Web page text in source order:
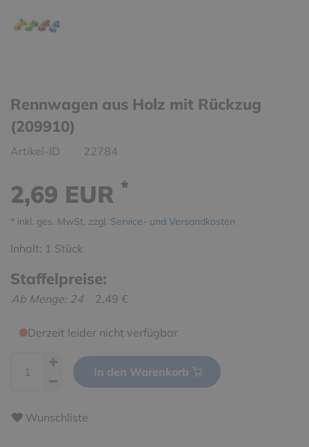
Rennwagen aus Holz mit Rückzug
(209910)
Artikel-ID 22784
2,69 EUR *
* inkl. ges. MwSt. zzgl. Service- und Versandkosten
Inhalt: 1 Stück
Staffelpreise:
Ab Menge: 24 2,49 €
Derzeit leider nicht verfügbar
In den Warenkorb
Wunschliste